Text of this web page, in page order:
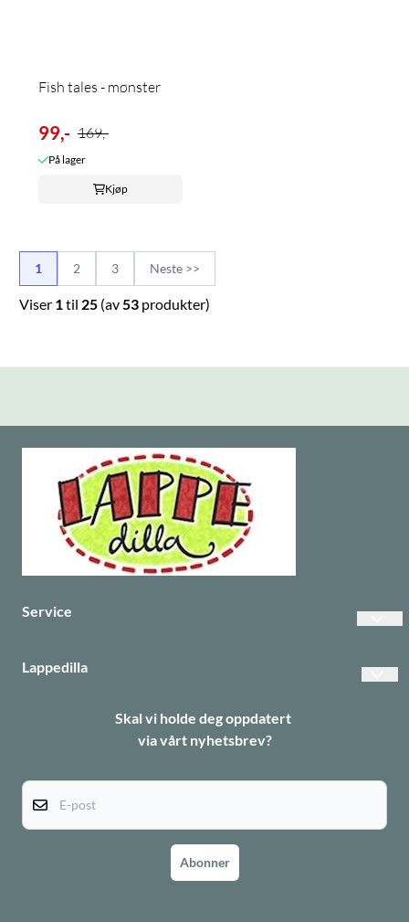
Fish tales - mønster
99,- 169,-
På lager
Kjøp
1 2 3 Neste >>
Viser 1til 25 (av53 produkter)
Service
Informasjonskapsler
Lappedilla
Skal vi holde deg oppdatert
via vårt nyhetsbrev?
Abonner